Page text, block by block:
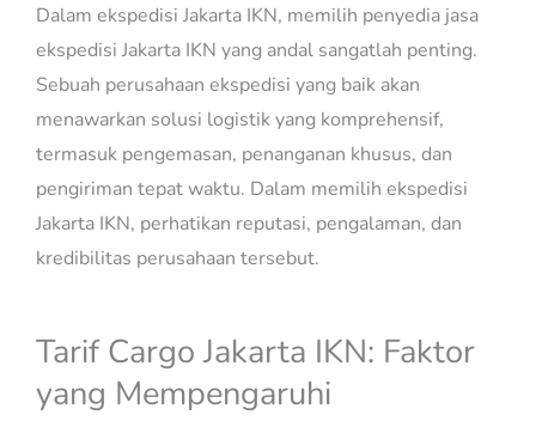
Dalam ekspedisi Jakarta IKN, memilih penyedia jasa
ekspedisi Jakarta IKN yang andal sangatlah penting.
Sebuah perusahaan ekspedisi yang baik akan
menawarkan solusi logistik yang komprehensif,
termasuk pengemasan, penanganan khusus, dan
pengiriman tepat waktu. Dalam memilih ekspedisi
Jakarta IKN, perhatikan reputasi, pengalaman, dan
kredibilitas perusahaan tersebut.
Tarif Cargo Jakarta IKN: Faktor
yang Mempengaruhi